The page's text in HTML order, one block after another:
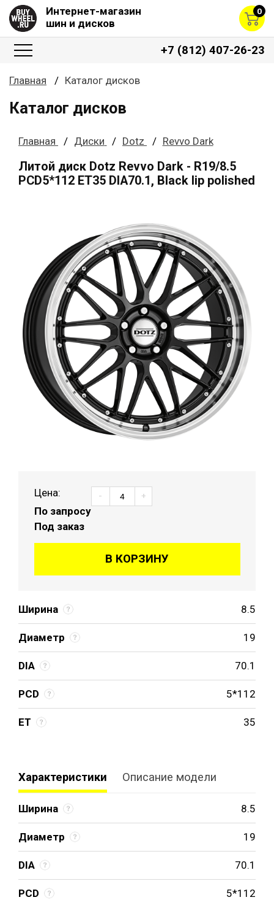
Интернет-магазин
шин и дисков
0
+7 (812) 407-26-23
Главная Каталог дисков
Каталог дисков
Главная Диски Dotz Revvo Dark
Литой диск Dotz Revvo Dark - R19/8.5
PCD5*112 ET35 DIA70.1, Black lip polished
Ширина 8.5
Диаметр 19
DIA 70.1
PCD 5*112
ET 35
Цена:
По запросу
Под заказ
- +
В КОРЗИНУ
Характеристики Описание модели
Ширина 8.5
Диаметр 19
DIA 70.1
PCD 5*112